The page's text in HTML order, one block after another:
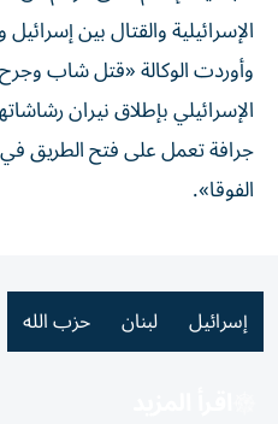
الإسرائيلية والقتال بين
وأوردت الوكالة «قتل شاب
الإسرائيلي بإطلاق نيران
جرافة تعمل على فتح الطريق في
الفوقا».
إسرائيل لبنان حزب الله